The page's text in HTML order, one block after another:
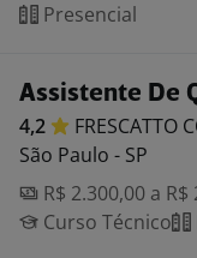
Presencial
Assistente De
4,2 FRESCATTO
São Paulo - SP
R$ 2.300,00 a R$
Curso Técnico